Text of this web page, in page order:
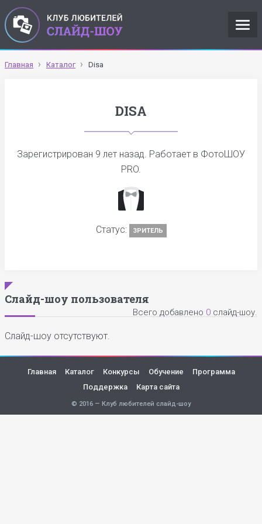
Главная Каталог Disa
DISA
Зарегистрирован 9 лет назад. Работает в ФотоШОУ
PRO.
Статус: ЗРИТЕЛЬ
Слайд-шоу пользователя
Всего добавлено 0 слайд-шоу.
Слайд-шоу отсутствуют.
Главная Каталог Конкурсы Обучение
Программа
Поддержка
Карта сайта
© 2016 — Клуб любителей слайд-шоу